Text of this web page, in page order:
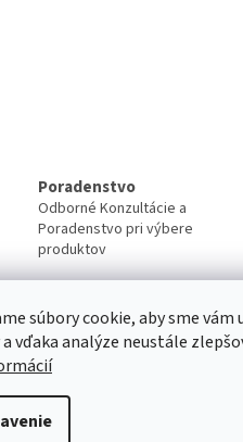
súbory cookie, aby sme
vďaka analýze neustále
Poradenstvo
Odborné Konzultácie a
Poradenstvo pri výbere
produktov
Servis
Kvalitný záručný aj pozáručný
Viac o našich servisných
Diskusia